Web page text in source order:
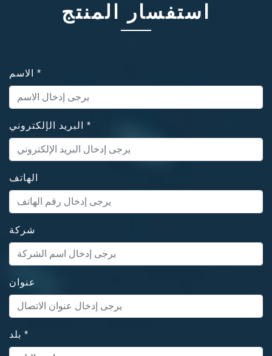
استفسار المنتج
*
*
الهاتف
شركة
عنوان
*